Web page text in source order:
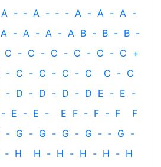
A - ‐ A - ‐ - A - A - A -
A - A - A - A B - B - B -
C - C - C - C - C - C +
- C - C - C - C C - C
- D - D - D - D E - E -
- E - E - E F - F - F
F
- G - G - G - G - ‐ G -
‐ H H - H - H - H - H